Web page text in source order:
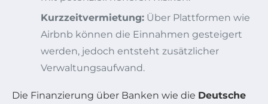
Kurzzeitvermietung: Über Plattformen wie
Airbnb können die Einnahmen gesteigert
werden, jedoch entsteht zusätzlicher
Verwaltungsaufwand.
Die Finanzierung über Banken wie die Deutsche